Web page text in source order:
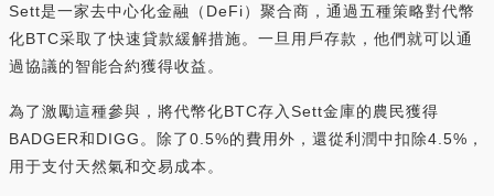
Sett是一家去中心化金融（DeFi）聚合商，通過五種策略對代幣
化BTC采取了快速貸款緩解措施。一旦用戶存款，他們就可以通
過協議的智能合約獲得收益。
為了激勵這種參與，將代幣化BTC存入Sett金庫的農民獲得
BADGER和DIGG。除了0.5%的費用外，還從利潤中扣除4.5%，
用于支付天然氣和交易成本。